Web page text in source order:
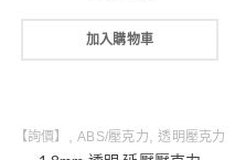
加入購物車
【詢價】 ABS/壓克力 ,透明壓克力